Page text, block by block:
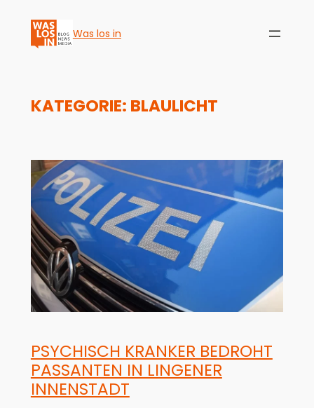
Was los in
KATEGORIE: BLAULICHT
PSYCHISCH KRANKER BEDROHT
PASSANTEN IN LINGENER
INNENSTADT